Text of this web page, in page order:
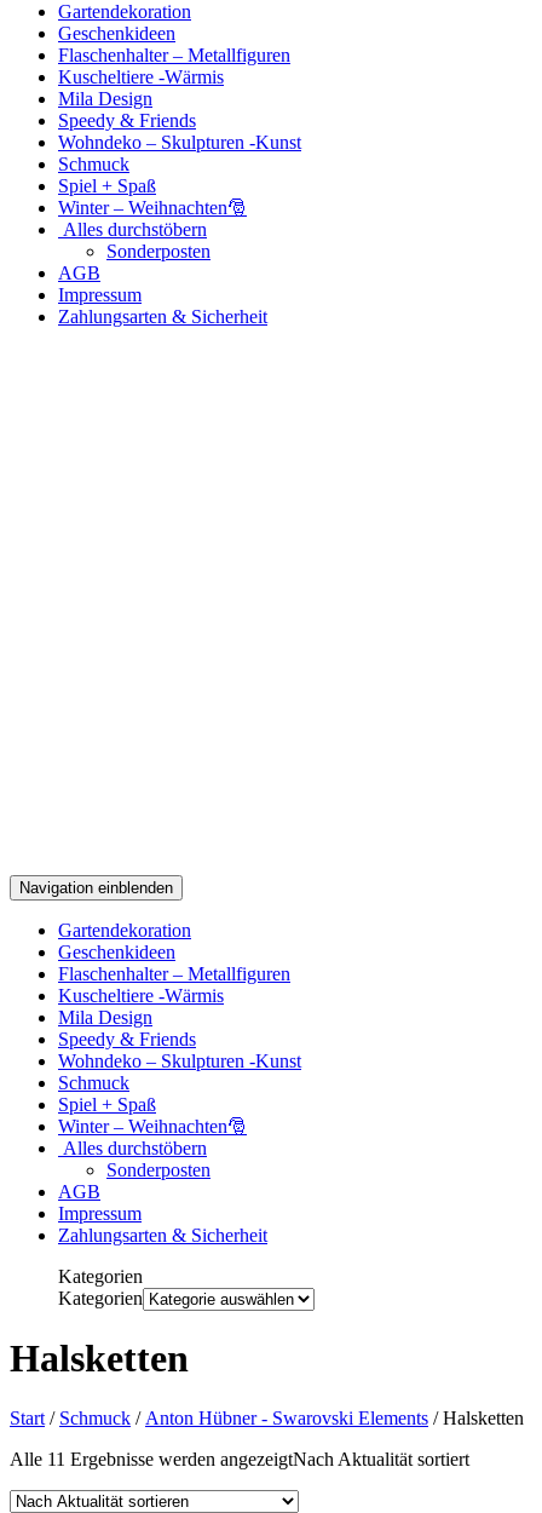
Gartendekoration
Geschenkideen
Flaschenhalter – Metallfiguren
Kuscheltiere -Wärmis
Mila Design
Speedy & Friends
Wohndeko – Skulpturen -Kunst
Schmuck
Spiel + Spaß
Winter – Weihnachten🎅
Alles durchstöbern
Sonderposten
AGB
Impressum
Zahlungsarten & Sicherheit
Navigation einblenden
Gartendekoration
Geschenkideen
Flaschenhalter – Metallfiguren
Kuscheltiere -Wärmis
Mila Design
Speedy & Friends
Wohndeko – Skulpturen -Kunst
Schmuck
Spiel + Spaß
Winter – Weihnachten🎅
Alles durchstöbern
Sonderposten
AGB
Impressum
Zahlungsarten & Sicherheit
Kategorien
Kategorien
Halsketten
Start / Schmuck / Anton Hübner - Swarovski Elements / Halsketten
Alle 11 Ergebnisse werden angezeigtNach Aktualität sortiert